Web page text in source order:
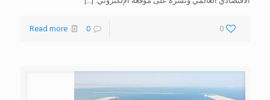
0
0
Read more